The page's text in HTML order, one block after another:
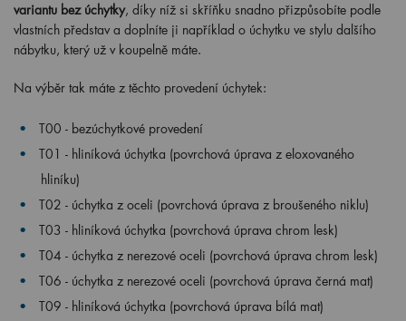
variantu bez úchytky, díky níž si skříňku snadno přizpůsobíte podle
vlastních představ a doplníte ji například o úchytku ve stylu dalšího
nábytku, který už v koupelně máte.
Na výběr tak máte z těchto provedení úchytek:
T00 - bezúchytkové provedení
T01 - hliníková úchytka (povrchová úprava z eloxovaného
hliníku)
T02 - úchytka z oceli (povrchová úprava z broušeného niklu)
T03 - hliníková úchytka (povrchová úprava chrom lesk)
T04 - úchytka z nerezové oceli (povrchová úprava chrom lesk)
T06 - úchytka z nerezové oceli (povrchová úprava černá mat)
T09 - hliníková úchytka (povrchová úprava bílá mat)